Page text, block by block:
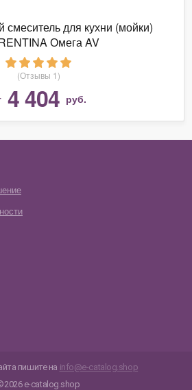
для кухни (мойки)
Омега AV
(Отзывы 1)
4 404 руб.
пишите на info@e-catalog.shop
e-catalog.shop